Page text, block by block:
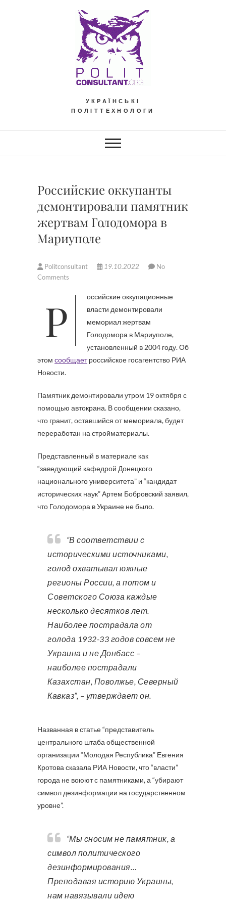
УКРАЇНСЬКІ
ПОЛІТТЕХНОЛОГИ
Российские оккупанты
демонтировали памятник
жертвам Голодомора в
Мариуполе
Politconsultant 19.10.2022
No
Comments
Российские оккупационные
власти демонтировали
мемориал жертвам
Голодомора в Мариуполе,
установленный в 2004 году. Об
этом сообщаетроссийское госагентство РИА
Новости.
Памятник демонтировали утром 19 октября с
помощью автокрана. В сообщении сказано,
что гранит, оставшийся от мемориала, будет
переработан на стройматериалы.
Представленный в материале как
“заведующий кафедрой Донецкого
национального университета” и “кандидат
исторических наук” Артем Бобровский заявил,
что Голодомора в Украине не было.
“В соответствии с
историческими источниками,
голод охватывал южные
регионы России, а потом и
Советского Союза каждые
несколько десятков лет.
Наиболее пострадала от
голода 1932-33 годов совсем не
Украина и не Донбасс –
наиболее пострадали
Казахстан, Поволжье, Северный
Кавказ”, – утверждает он.
Названная в статье “представитель
центрального штаба общественной
организации “Молодая Республика” Евгения
Кротова сказала РИА Новости, что “власти”
города не воюют с памятниками, а “убирают
символ дезинформации на государственном
уровне”.
“Мы сносим не памятник, а
символ политического
дезинформирования…
Преподавая историю Украины,
нам навязывали идею